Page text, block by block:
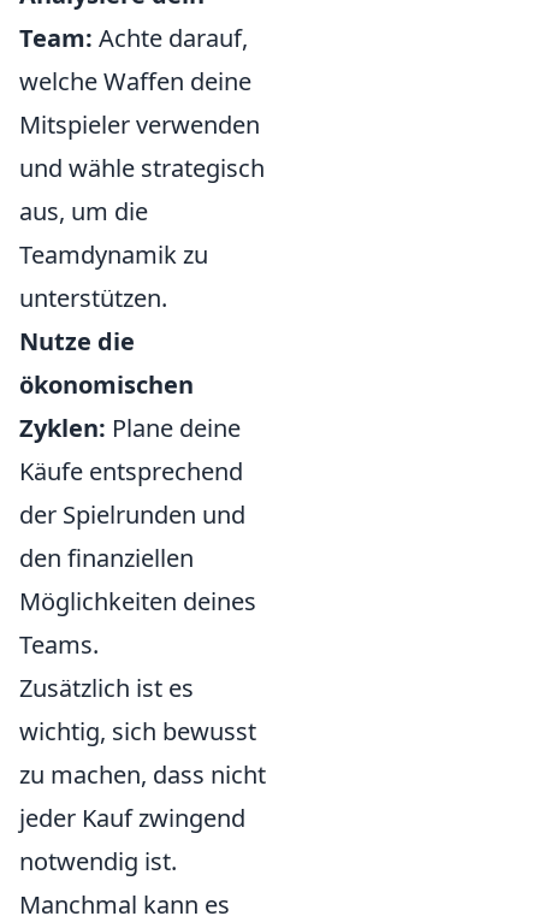
Team: Achte darauf,
welche Waffen deine
Mitspieler verwenden
und wähle strategisch
aus, um die
Teamdynamik zu
unterstützen.
Nutze die
ökonomischen
Zyklen: Plane deine
Käufe entsprechend
der Spielrunden und
den finanziellen
Möglichkeiten deines
Teams.
Zusätzlich ist es
wichtig, sich bewusst
zu machen, dass nicht
jeder Kauf zwingend
notwendig ist.
Manchmal kann es